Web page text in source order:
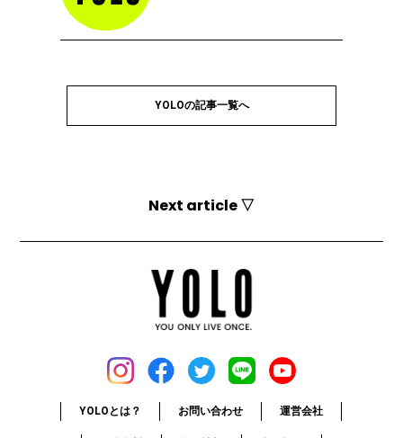
YOLOの記事一覧へ
Next article ▽
YOLOとは？ お問い合わせ 運営会社